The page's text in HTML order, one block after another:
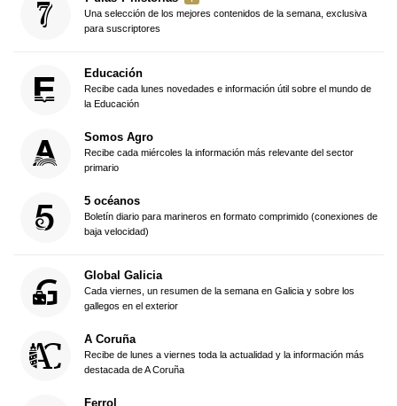
Una selección de los mejores contenidos de la semana, exclusiva
para suscriptores
Educación
Recibe cada lunes novedades e información útil sobre el mundo de
la Educación
Somos Agro
Recibe cada miércoles la información más relevante del sector
primario
5 océanos
Boletín diario para marineros en formato comprimido (conexiones de
baja velocidad)
Global Galicia
Cada viernes, un resumen de la semana en Galicia y sobre los
gallegos en el exterior
A Coruña
Recibe de lunes a viernes toda la actualidad y la información más
destacada de A Coruña
Ferrol